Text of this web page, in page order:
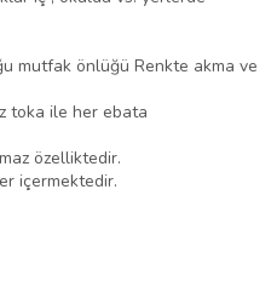
mutfak önlüğü Renkte akma ve
toka ile her ebata
özelliktedir.
içermektedir.